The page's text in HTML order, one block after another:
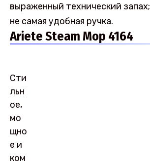
выраженный технический запах;
не самая удобная ручка.
Ariete Steam Mop 4164
Сти
льн
ое,
мо
щно
е и
ком